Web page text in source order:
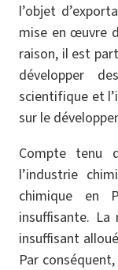
l’objet
mise en œuvre
raison, il est
développer
scientifique et
sur le
Compte tenu
l’industrie
chimique en
insuffisante.
insuffisant
Par